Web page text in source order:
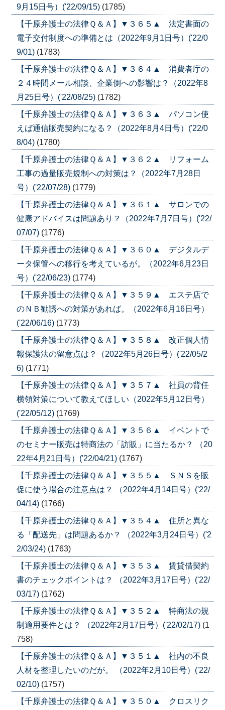
9月15日号）('22/09/15) (1785)
【千原弁護士の法律Ｑ＆Ａ】▼３６５▲ 法定書面の
電子交付制度への準備とは（2022年9月1日号）('22/0
9/01) (1783)
【千原弁護士の法律Ｑ＆Ａ】▼３６４▲ 消費者庁の
２４時間メール相談、企業側への影響は？（2022年8
月25日号）('22/08/25) (1782)
【千原弁護士の法律Ｑ＆Ａ】▼３６３▲ パソコン使
えば通信販売契約になる？（2022年8月4日号）('22/0
8/04) (1780)
【千原弁護士の法律Ｑ＆Ａ】▼３６２▲ リフォーム
工事の過量販売規制への対策は？（2022年7月28日
号）('22/07/28) (1779)
【千原弁護士の法律Ｑ＆Ａ】▼３６１▲ サロンでの
健康アドバイスは問題あり？（2022年7月7日号）('22/
07/07) (1776)
【千原弁護士の法律Ｑ＆Ａ】▼３６０▲ デジタルデ
ータ保管への移行を考えているが。（2022年6月23日
号）('22/06/23) (1774)
【千原弁護士の法律Ｑ＆Ａ】▼３５９▲ エステ店で
のＮＢ勧誘への対策があれば。（2022年6月16日号）
('22/06/16) (1773)
【千原弁護士の法律Ｑ＆Ａ】▼３５８▲ 改正個人情
報保護法の留意点は？（2022年5月26日号）('22/05/2
6) (1771)
【千原弁護士の法律Ｑ＆Ａ】▼３５７▲ 社員の背任
横領対策について教えてほしい（2022年5月12日号）
('22/05/12) (1769)
【千原弁護士の法律Ｑ＆Ａ】▼３５６▲ イベントで
のセミナー販売は特商法の「訪販」に当たるか？ （20
22年4月21日号）('22/04/21) (1767)
【千原弁護士の法律Ｑ＆Ａ】▼３５５▲ ＳＮＳを販
促に使う場合の注意点は？ （2022年4月14日号）('22/
04/14) (1766)
【千原弁護士の法律Ｑ＆Ａ】▼３５４▲ 住所と異な
る「配送先」は問題あるか？ （2022年3月24日号）('2
2/03/24) (1763)
【千原弁護士の法律Ｑ＆Ａ】▼３５３▲ 賃貸借契約
書のチェックポイントは？ （2022年3月17日号）('22/
03/17) (1762)
【千原弁護士の法律Ｑ＆Ａ】▼３５２▲ 特商法の規
制適用要件とは？ （2022年2月17日号）('22/02/17) (1
758)
【千原弁護士の法律Ｑ＆Ａ】▼３５１▲ 社内の不良
人材を整理したいのだが。 （2022年2月10日号）('22/
02/10) (1757)
【千原弁護士の法律Ｑ＆Ａ】▼３５０▲ クロスリク